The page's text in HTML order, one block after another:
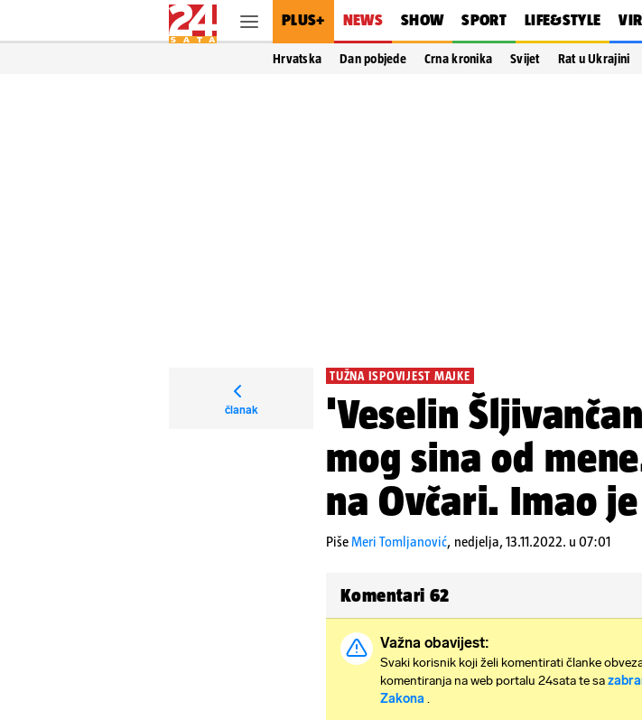
PLUS+ NEWS SHOW SPORT LIFE&STYLE
Hrvatska Dan pobjede Crna kronika Svijet Rat u Ukrajini
članak
TUŽNA ISPOVIJEST MAJKE
'Veselin
mog sina od
na Ovčari. Imao
PišeMeri Tomljanović, nedjelja, 13.11.2022. u 07:01
Komentari 62
Važna obavijest:
Svaki korisnik koji želi komentirati članke
komentiranja na web portalu 24sata te sa
Zakona .